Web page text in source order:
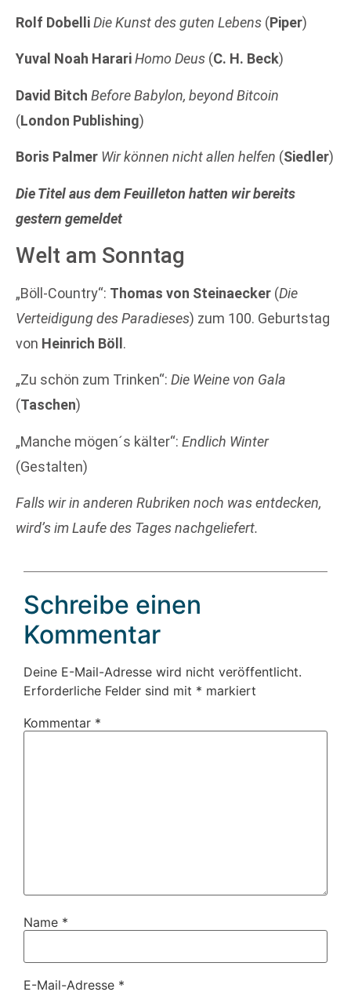
Rolf DobelliDie Kunst des guten Lebens (Piper)
Yuval Noah HarariHomo Deus (C. H. Beck)
David Bitch Before Babylon, beyond Bitcoin
(London Publishing)
Boris Palmer Wir können nicht allen helfen (Siedler)
Die Titel aus dem Feuilleton hatten wir bereits
gestern gemeldet
Welt am Sonntag
„Böll-Country“: Thomas von Steinaecker (Die
Verteidigung des Paradieses) zum 100. Geburtstag
von Heinrich Böll .
„Zu schön zum Trinken“: Die Weine von Gala
(Taschen)
„Manche mögen´s kälter“: Endlich Winter
(Gestalten)
Falls wir in anderen Rubriken noch was entdecken,
wird’s im Laufe des Tages nachgeliefert.
Schreibe einen
Kommentar
Deine E-Mail-Adresse wird nicht veröffentlicht.
Erforderliche Felder sind mit * markiert
Kommentar *
Name *
E-Mail-Adresse *